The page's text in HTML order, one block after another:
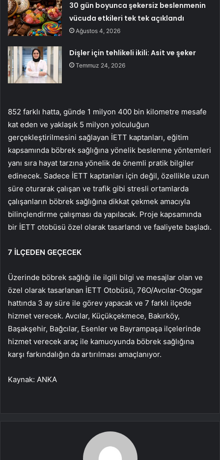
30 gün boyunca şekersiz beslenmenin
vücuda etkileri tek tek açıklandı
Ağustos 4, 2026
Dişler için tehlikeli ikili: Asit ve şeker
Temmuz 24, 2026
852 farklı hatta, günde 1 milyon 400 bin kilometre mesafe
kat eden ve yaklaşık 5 milyon yolculuğun
gerçekleştirilmesini sağlayan İETT kaptanları, eğitim
kapsamında böbrek sağlığına yönelik beslenme yöntemleri
yanı sıra hayat tarzına yönelik de önemli pratik bilgiler
edinecek. Sadece İETT kaptanları için değil, özellikle uzun
süre oturarak çalışan ve trafik gibi stresli ortamlarda
çalışanların böbrek sağlığına dikkat çekmek amacıyla
bilinçlendirme çalışması da yapılacak. Proje kapsamında
bir İETT otobüsü özel olarak tasarlandı ve faaliyete başladı.
7 İLÇEDEN GEÇECEK
Üzerinde böbrek sağlığı ile ilgili bilgi ve mesajlar olan ve
özel olarak tasarlanan İETT Otobüsü, 76O/Avcılar-Otogar
hattında 3 ay süre ile görev yapacak ve 7 farklı ilçede
hizmet verecek. Avcılar, Küçükçekmece, Bakırköy,
Başakşehir, Bağcılar, Esenler ve Bayrampaşa ilçelerinde
hizmet verecek araç ile kamuoyunda böbrek sağlığına
karşı farkındalığın da artırılması amaçlanıyor.
Kaynak: ANKA